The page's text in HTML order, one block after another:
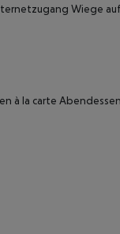
Wiege
à la carte